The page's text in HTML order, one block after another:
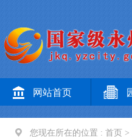
网站首页
您现在所在的位置 : 首页 >